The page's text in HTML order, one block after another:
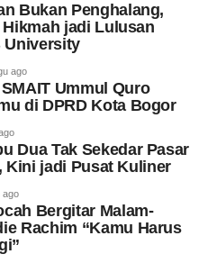
Bukan Penghalang,
jadi Lulusan
University
ago
Ummul Quro
di DPRD Kota Bogor
Dua Tak Sekedar Pasar
Kini jadi Pusat Kuliner
ago
Bergitar Malam-
Rachim “Kamu Harus